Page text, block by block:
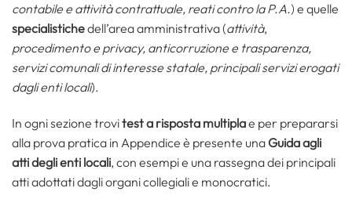
contabile e attività contrattuale, reati contro la P.A.) e quelle
specialistichedell’area amministrativa (attività,
procedimento e privacy, anticorruzione e trasparenza,
servizi comunali di interesse statale, principali servizi erogati
dagli enti locali).
In ogni sezione trovitest a risposta multiplae per prepararsi
alla prova pratica in Appendice è presente una Guida agli
atti degli enti locali, con esempi e una rassegna dei principali
atti adottati dagli organi collegiali e monocratici.